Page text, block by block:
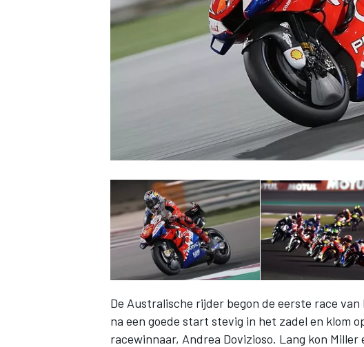
DTM
De Australische rijder begon de eerste race van
na een goede start stevig in het zadel en klom
racewinnaar, Andrea Dovizioso. Lang kon